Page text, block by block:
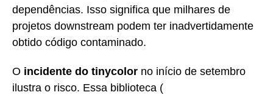
dependências. Isso significa que milhares de
projetos downstream podem ter inadvertidamente
obtido código contaminado.
O incidente do tinycolor no início de setembro
ilustra o risco. Essa biblioteca (